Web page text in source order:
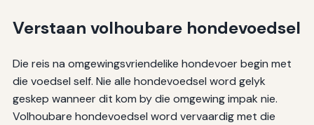
Verstaan volhoubare hondevoedsel
Die reis na omgewingsvriendelike hondevoer begin met
die voedsel self. Nie alle hondevoedsel word gelyk
geskep wanneer dit kom by die omgewing impak nie.
Volhoubare hondevoedsel word vervaardig met die